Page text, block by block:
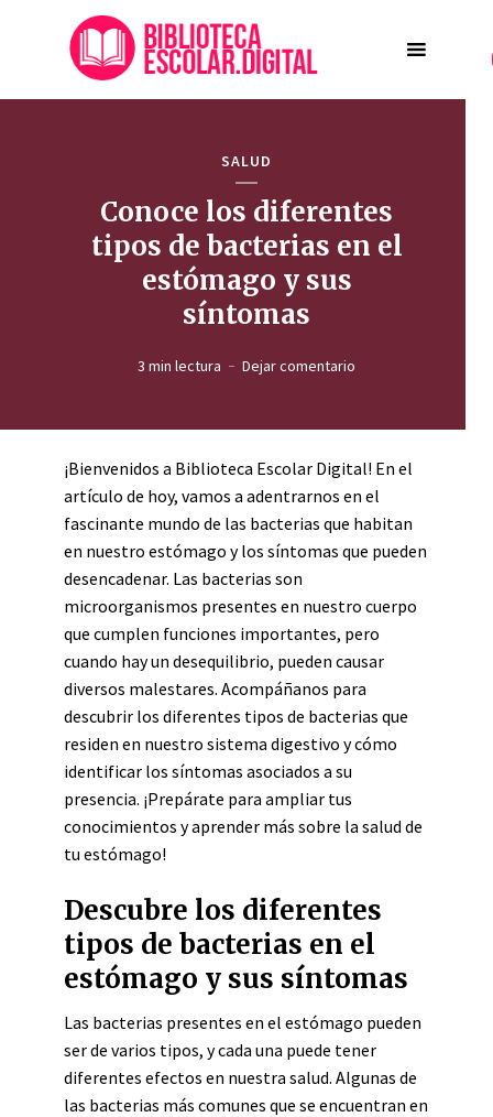
SALUD
Conoce los diferentes
tipos de bacterias en el
estómago y sus
síntomas
3 min lectura Dejar comentario
¡Bienvenidos a Biblioteca Escolar Digital! En el
artículo de hoy, vamos a adentrarnos en el
fascinante mundo de las bacterias que habitan
en nuestro estómago y los síntomas que pueden
desencadenar. Las bacterias son
microorganismos presentes en nuestro cuerpo
que cumplen funciones importantes, pero
cuando hay un desequilibrio, pueden causar
diversos malestares. Acompáñanos para
descubrir los diferentes tipos de bacterias que
residen en nuestro sistema digestivo y cómo
identificar los síntomas asociados a su
presencia. ¡Prepárate para ampliar tus
conocimientos y aprender más sobre la salud de
tu estómago!
Descubre los diferentes
tipos de bacterias en el
estómago y sus síntomas
Las bacterias presentes en el estómago pueden
ser de varios tipos, y cada una puede tener
diferentes efectos en nuestra salud. Algunas de
las bacterias más comunes que se encuentran en